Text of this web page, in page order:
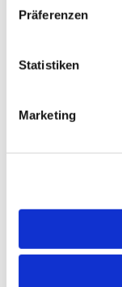
Präferenzen
Statistiken
Marketing